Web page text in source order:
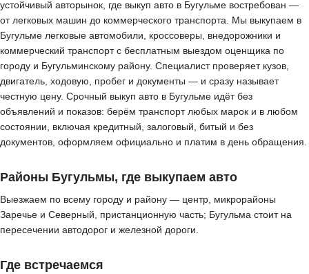
устойчивый авторынок, где выкуп авто в Бугульме востребован —
от легковых машин до коммерческого транспорта. Мы выкупаем в
Бугульме легковые автомобили, кроссоверы, внедорожники и
коммерческий транспорт с бесплатным выездом оценщика по
городу и Бугульминскому району. Специалист проверяет кузов,
двигатель, ходовую, пробег и документы — и сразу называет
честную цену. Срочный выкуп авто в Бугульме идёт без
объявлений и показов: берём транспорт любых марок и в любом
состоянии, включая кредитный, залоговый, битый и без
документов, оформляем официально и платим в день обращения.
Районы Бугульмы, где выкупаем авто
Выезжаем по всему городу и району — центр, микрорайоны
Заречье и Северный, пристанционную часть; Бугульма стоит на
пересечении автодорог и железной дороги.
Где встречаемся